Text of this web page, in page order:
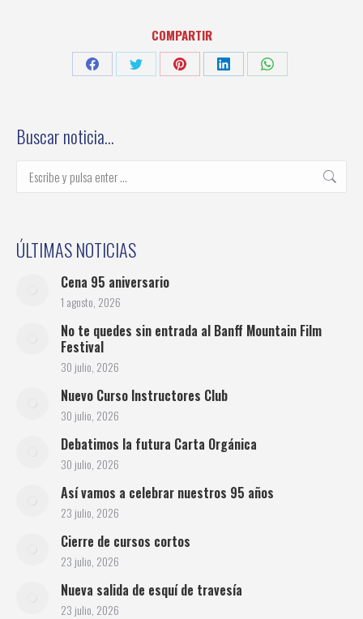
COMPARTIR
Share
Share
Share
Share
Share
Buscar noticia…
Buscar:
ÚLTIMAS NOTICIAS
Cena 95 aniversario
1 agosto, 2026
No te quedes sin entrada al Banff Mountain Film
Festival
30 julio, 2026
Nuevo Curso Instructores Club
30 julio, 2026
Debatimos la futura Carta Orgánica
30 julio, 2026
Así vamos a celebrar nuestros 95 años
23 julio, 2026
Cierre de cursos cortos
23 julio, 2026
Nueva salida de esquí de travesía
23 julio, 2026